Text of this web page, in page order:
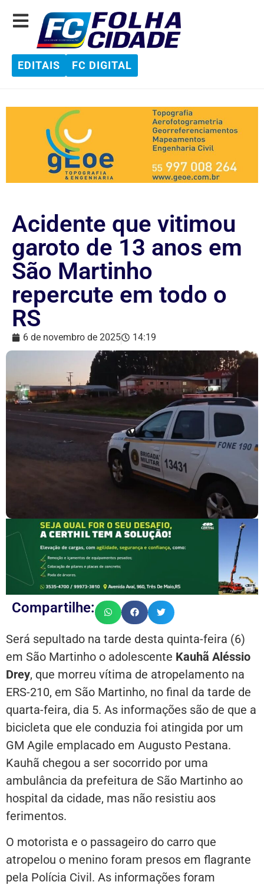
EDITAIS FC DIGITAL
Acidente que vitimou
garoto de 13 anos em
São Martinho
repercute em todo o
RS
6 de novembro de 2025 14:19
Compartilhe:
Será sepultado na tarde desta quinta-feira (6)
em São Martinho o adolescente Kauhã Aléssio
Drey, que morreu vítima de atropelamento na
ERS-210, em São Martinho, no final da tarde de
quarta-feira, dia 5. As informações são de que a
bicicleta que ele conduzia foi atingida por um
GM Agile emplacado em Augusto Pestana.
Kauhã chegou a ser socorrido por uma
ambulância da prefeitura de São Martinho ao
hospital da cidade, mas não resistiu aos
ferimentos.
O motorista e o passageiro do carro que
atropelou o menino foram presos em flagrante
pela Polícia Civil. As informações foram